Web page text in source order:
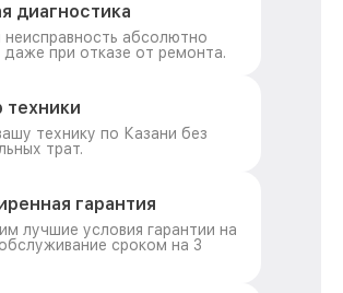
диагностика
абсолютно
даже при отказе от ремонта.
техники
технику по Казани без
трат.
гарантия
лучшие условия гарантии на
сроком на 3